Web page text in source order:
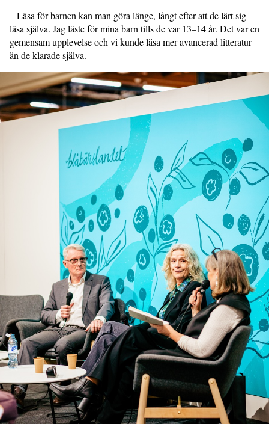
– Läsa för barnen kan man göra länge, långt efter att de lärt sig
läsa själva. Jag läste för mina barn tills de var 13–14 år. Det var en
gemensam upplevelse och vi kunde läsa mer avancerad litteratur
än de klarade själva.